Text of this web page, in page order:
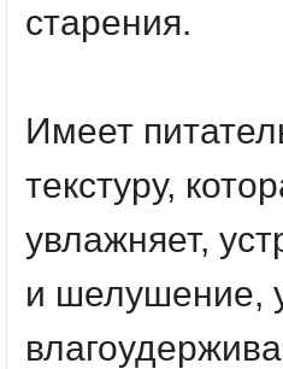
старения.
Имеет
текстуру,
увлажняет,
и шелушение,